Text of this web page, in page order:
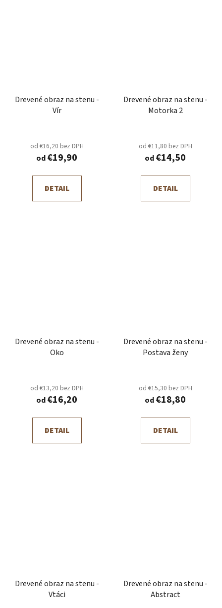
Drevené obraz na stenu -
Vír
od €16,20 bez DPH
od€19,90
DETAIL
Drevené obraz na stenu -
Motorka 2
od €11,80 bez DPH
od€14,50
DETAIL
Drevené obraz na stenu -
Oko
od €13,20 bez DPH
od€16,20
DETAIL
Drevené obraz na stenu -
Postava ženy
od €15,30 bez DPH
od€18,80
DETAIL
Drevené obraz na stenu -
Vtáci
Drevené obraz na stenu -
Abstract